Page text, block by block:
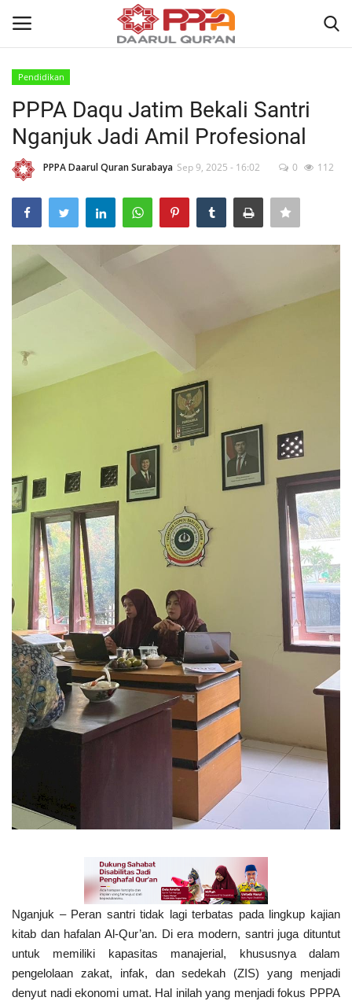
Home
Contact
About
News
Wisuda Akbar
Inspirasi
Pendidikan
PPPA Daqu Jatim Bekali Santri
Nganjuk Jadi Amil Profesional
PPPA Daarul Quran Surabaya Sep 9, 2025 - 16:02 0 112
Nganjuk – Peran santri tidak lagi terbatas pada lingkup kajian
kitab dan hafalan Al-Qur’an. Di era modern, santri juga dituntut
untuk memiliki kapasitas manajerial, khususnya dalam
pengelolaan zakat, infak, dan sedekah (ZIS) yang menjadi
denyut nadi ekonomi umat. Hal inilah yang menjadi fokus PPPA